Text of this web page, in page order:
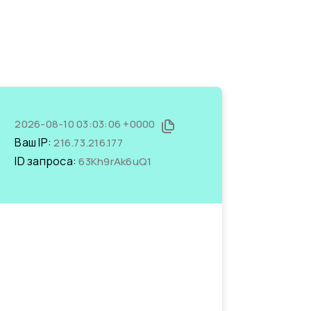
2026-08-10 03:03:06 +0000
Ваш IP:216.73.216.177
ID запроса:63Kh9rAk6uQ1